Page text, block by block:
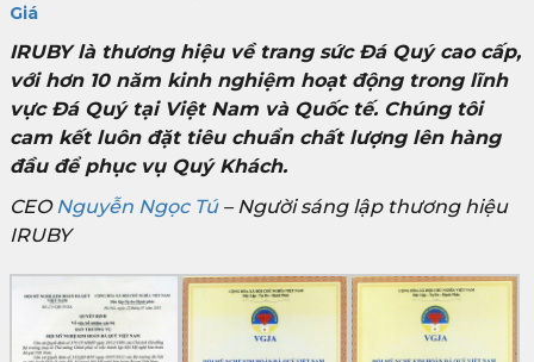
Giá
IRUBY là thương hiệu về trang sức Đá Quý cao cấp,
với hơn 10 năm kinh nghiệm hoạt động trong lĩnh
vực Đá Quý tại Việt Nam và Quốc tế. Chúng tôi
cam kết luôn đặt tiêu chuẩn chất lượng lên hàng
đầu để phục vụ Quý Khách.
CEONguyễn Ngọc Tú– Người sáng lập thương hiệu
IRUBY